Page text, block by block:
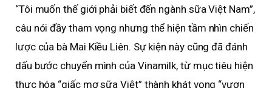
“Tôi muốn thế giới phải biết đến ngành sữa Việt Nam”,
câu nói đầy tham vọng nhưng thể hiện tầm nhìn chiến
lược của bà Mai Kiều Liên. Sự kiện này cũng đã đánh
dấu bước chuyển mình của Vinamilk, từ mục tiêu hiện
thực hóa “giấc mơ sữa Việt” thành khát vọng “vươn